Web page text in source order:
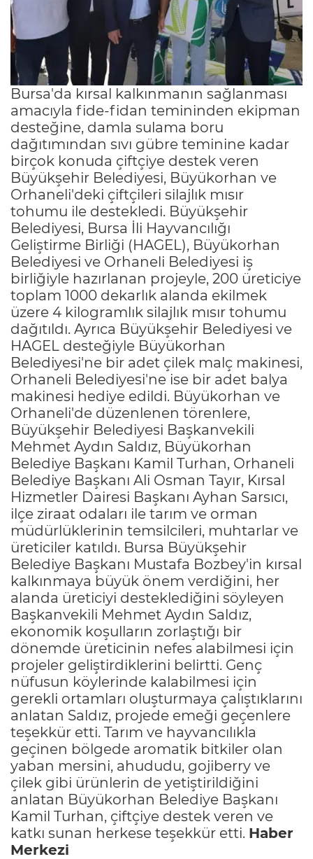
Bursa'da kırsal kalkınmanın sağlanması
amacıyla fide-fidan temininden ekipman
desteğine, damla sulama boru
dağıtımından sıvı gübre teminine kadar
birçok konuda çiftçiye destek veren
Büyükşehir Belediyesi, Büyükorhan ve
Orhaneli'deki çiftçileri silajlık mısır
tohumu ile destekledi. Büyükşehir
Belediyesi, Bursa İli Hayvancılığı
Geliştirme Birliği (HAGEL), Büyükorhan
Belediyesi ve Orhaneli Belediyesi iş
birliğiyle hazırlanan projeyle, 200 üreticiye
toplam 1000 dekarlık alanda ekilmek
üzere 4 kilogramlık silajlık mısır tohumu
dağıtıldı. Ayrıca Büyükşehir Belediyesi ve
HAGEL desteğiyle Büyükorhan
Belediyesi'ne bir adet çilek malç makinesi,
Orhaneli Belediyesi'ne ise bir adet balya
makinesi hediye edildi. Büyükorhan ve
Orhaneli'de düzenlenen törenlere,
Büyükşehir Belediyesi Başkanvekili
Mehmet Aydın Saldız, Büyükorhan
Belediye Başkanı Kamil Turhan, Orhaneli
Belediye Başkanı Ali Osman Tayır, Kırsal
Hizmetler Dairesi Başkanı Ayhan Sarsıcı,
ilçe ziraat odaları ile tarım ve orman
müdürlüklerinin temsilcileri, muhtarlar ve
üreticiler katıldı. Bursa Büyükşehir
Belediye Başkanı Mustafa Bozbey'in kırsal
kalkınmaya büyük önem verdiğini, her
alanda üreticiyi desteklediğini söyleyen
Başkanvekili Mehmet Aydın Saldız,
ekonomik koşulların zorlaştığı bir
dönemde üreticinin nefes alabilmesi için
projeler geliştirdiklerini belirtti. Genç
nüfusun köylerinde kalabilmesi için
gerekli ortamları oluşturmaya çalıştıklarını
anlatan Saldız, projede emeği geçenlere
teşekkür etti. Tarım ve hayvancılıkla
geçinen bölgede aromatik bitkiler olan
yaban mersini, ahududu, gojiberry ve
çilek gibi ürünlerin de yetiştirildiğini
anlatan Büyükorhan Belediye Başkanı
Kamil Turhan, çiftçiye destek veren ve
katkı sunan herkese teşekkür etti. Haber
Merkezi